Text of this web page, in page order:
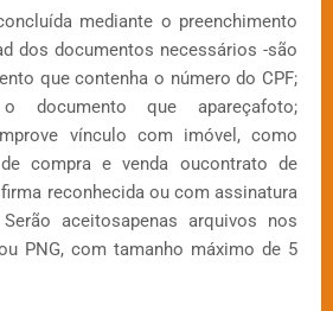
mediante o preenchimento
dos documentos necessários -são
que contenha o número do CPF;
documento que apareçafoto;
vínculo com imóvel, como
compra e venda oucontrato de
reconhecida ou com assinatura
aceitosapenas arquivos nos
PNG, com tamanho máximo de 5